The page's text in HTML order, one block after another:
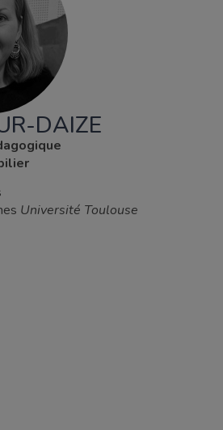
DAIZE
Université Toulouse